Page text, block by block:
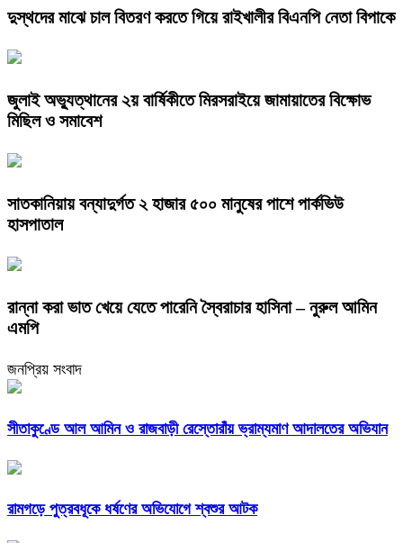
দুস্থদের মাঝে চাল বিতরণ করতে গিয়ে রাইখালীর বিএনপি নেতা বিপাকে
জুলাই অভ্যুত্থানের ২য় বার্ষিকীতে মিরসরাইয়ে জামায়াতের বিক্ষোভ
মিছিল ও সমাবেশ
সাতকানিয়ায় বন্যাদুর্গত ২ হাজার ৫০০ মানুষের পাশে পার্কভিউ
হাসপাতাল
রান্না করা ভাত খেয়ে যেতে পারেনি স্বৈরাচার হাসিনা – নুরুল আমিন
এমপি
জনপ্রিয় সংবাদ
সীতাকুণ্ডে আল আমিন ও রাজবাড়ী রেস্তোরাঁয় ভ্রাম্যমাণ আদালতের অভিযান
রামগড়ে পুত্রবধূকে ধর্ষণের অভিযোগে শ্বশুর আটক